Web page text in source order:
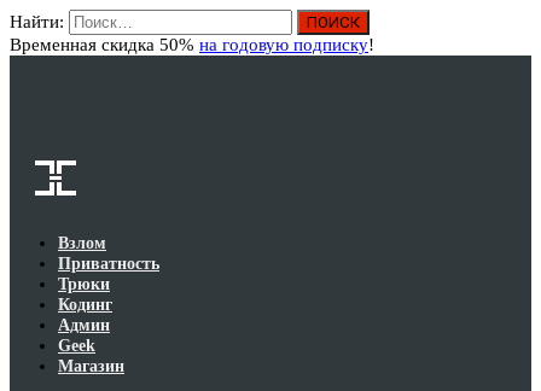
Найти:
Временная скидка 50% на годовую подписку!
Взлом
Приватность
Трюки
Кодинг
Админ
Geek
Магазин